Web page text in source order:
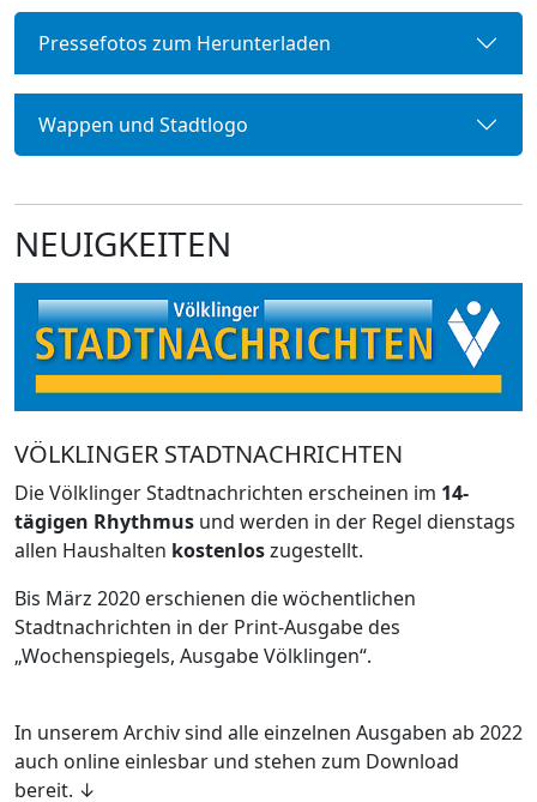
Pressefotos zum Herunterladen
Wappen und Stadtlogo
NEUIGKEITEN
VÖLKLINGER STADTNACHRICHTEN
Die Völklinger Stadtnachrichten erscheinen im 14-
tägigen Rhythmus und werden in der Regel dienstags
allen Haushalten kostenloszugestellt.
Bis März 2020 erschienen die wöchentlichen
Stadtnachrichten in der Print-Ausgabe des
„Wochenspiegels, Ausgabe Völklingen“.
In unserem Archiv sind alle einzelnen Ausgaben ab 2022
auch online einlesbar und stehen zum Download
bereit. ↓